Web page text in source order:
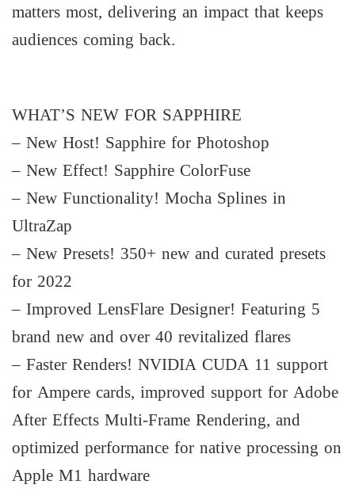
matters most, delivering an impact that keeps
audiences coming back.
WHAT’S NEW FOR SAPPHIRE
– New Host! Sapphire for Photoshop
– New Effect! Sapphire ColorFuse
– New Functionality! Mocha Splines in
UltraZap
– New Presets! 350+ new and curated presets
for 2022
– Improved LensFlare Designer! Featuring 5
brand new and over 40 revitalized flares
– Faster Renders! NVIDIA CUDA 11 support
for Ampere cards, improved support for Adobe
After Effects Multi-Frame Rendering, and
optimized performance for native processing on
Apple M1 hardware